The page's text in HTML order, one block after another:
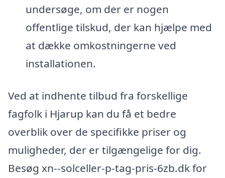
undersøge, om der er nogen
offentlige tilskud, der kan hjælpe med
at dække omkostningerne ved
installationen.
Ved at indhente tilbud fra forskellige
fagfolk i Hjarup kan du få et bedre
overblik over de specifikke priser og
muligheder, der er tilgængelige for dig.
Besøg xn--solceller-p-tag-pris-6zb.dk for